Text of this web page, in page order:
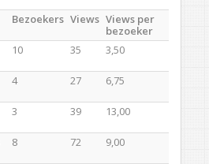
Bezoekers Views Views per
bezoeker
10 35 3,50
4 27 6,75
3 39 13,00
8 72 9,00